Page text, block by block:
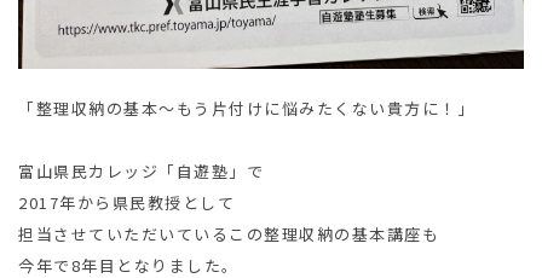
「整理収納の基本～もう片付けに悩みたくない貴方に！」
富山県民カレッジ「自遊塾」で
2017年から県民教授として
担当させていただいているこの整理収納の基本講座も
今年で8年目となりました。